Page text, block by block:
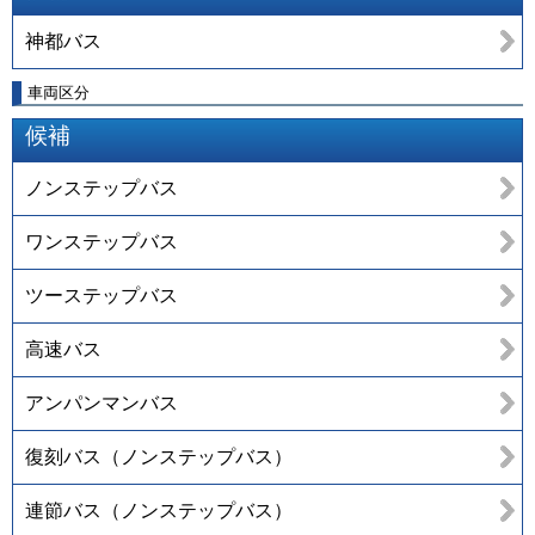
神都バス
車両区分
候補
ノンステップバス
ワンステップバス
ツーステップバス
高速バス
アンパンマンバス
復刻バス（ノンステップバス）
連節バス（ノンステップバス）